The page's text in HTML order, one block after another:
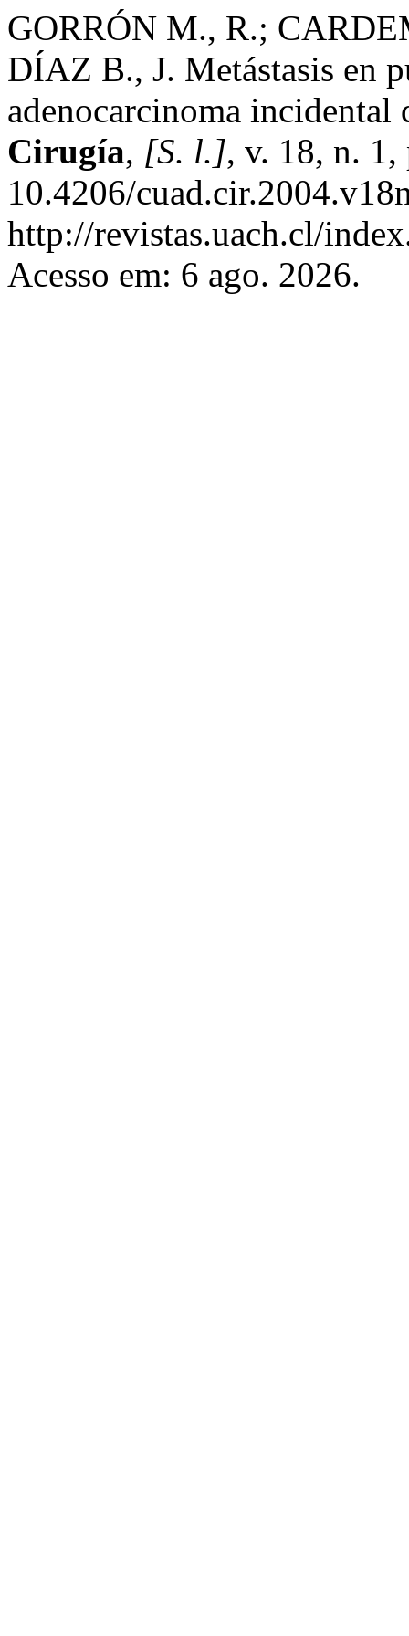
GORRÓN M., R.;
DÍAZ B., J. Metástasis en
adenocarcinoma
Cirugía, [S. l.], v. 18, n.
10.4206/
http://revistas.uach.cl/
Acesso em: 6 ago. 2026.